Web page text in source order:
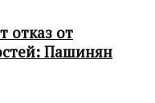
отказ от
Пашинян